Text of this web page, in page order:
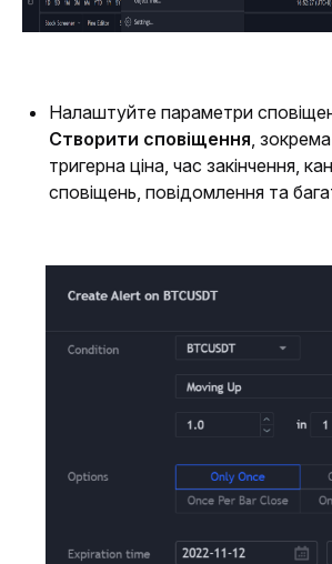
Створити сповіщення, зокрема
тригерна ціна, час закінчення,
сповіщень, повідомлення та